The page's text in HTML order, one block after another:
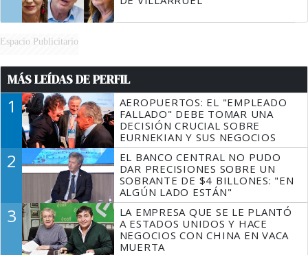
Espacio Publicitario
MÁS LEÍDAS DE PERFIL
1
AEROPUERTOS: EL "EMPLEADO
FALLADO" DEBE TOMAR UNA
DECISIÓN CRUCIAL SOBRE
EURNEKIAN Y SUS NEGOCIOS
2
EL BANCO CENTRAL NO PUDO
DAR PRECISIONES SOBRE UN
SOBRANTE DE $4 BILLONES: "EN
ALGÚN LADO ESTÁN"
3
LA EMPRESA QUE SE LE PLANTÓ
A ESTADOS UNIDOS Y HACE
NEGOCIOS CON CHINA EN VACA
MUERTA